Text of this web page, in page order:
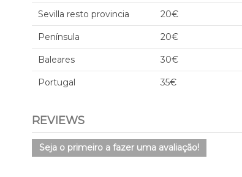
Sevilla resto provincia 20€
Península 20€
Baleares 30€
Portugal 35€
REVIEWS
Seja o primeiro a fazer uma avaliação!